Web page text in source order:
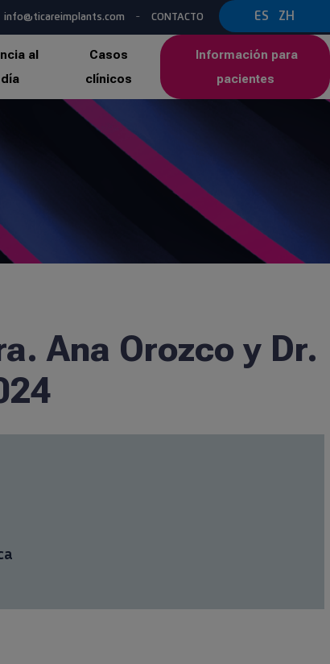
info@ticareimplants.com - CONTACTO ES ZH
al
día
Casos
clínicos
Información para
pacientes
Ana Orozco y Dr.